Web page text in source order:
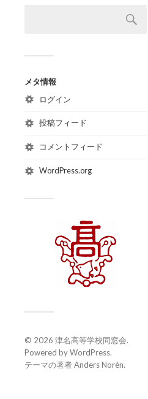
メタ情報
ログイン
投稿フィード
コメントフィード
WordPress.org
© 2026 津名高等学校同窓会.
Powered byWordPress.
テーマの著者Anders Norén.